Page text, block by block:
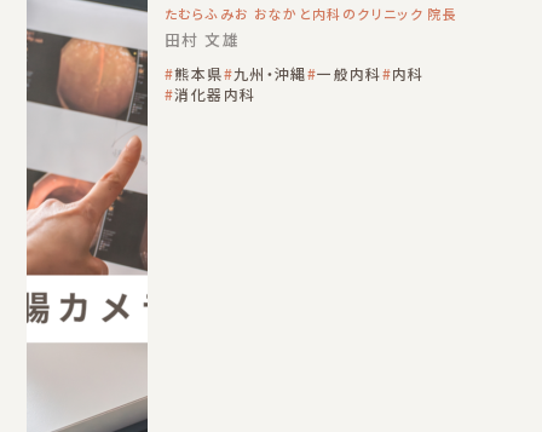
たむらふみお おなかと内科のクリニック 院長
田村 文雄
熊本県 九州・沖縄 一般内科
内科
消化器内科